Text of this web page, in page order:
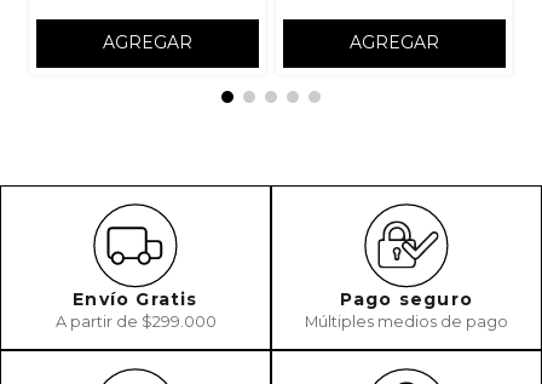
AGREGAR AGREGAR
Envío Gratis
A partir de $299.000
Pago seguro
Múltiples medios de pago